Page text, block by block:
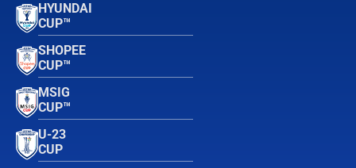
HYUNDAI
CUP™
SHOPEE
CUP™
MSIG
CUP™
U-23
CUP